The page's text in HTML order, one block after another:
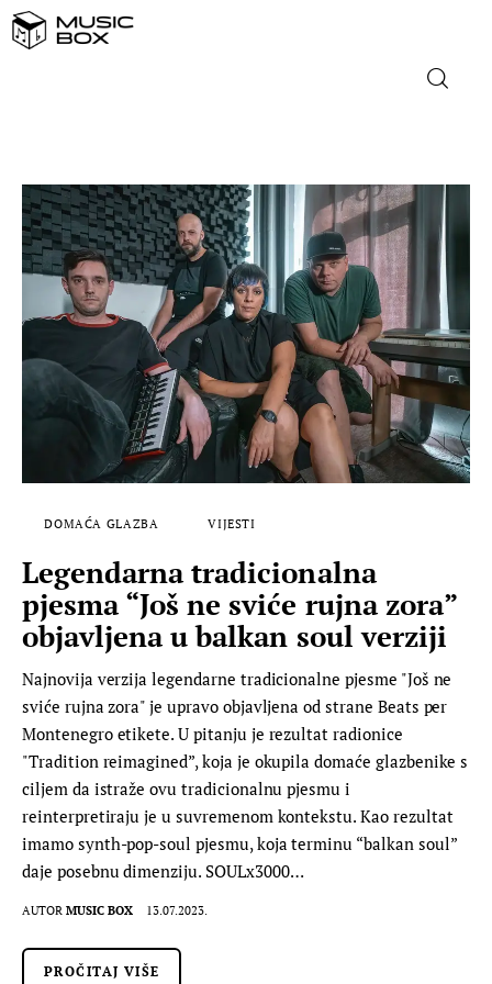
DOMAĆA GLAZBA
STRANA GLAZBA
FILM
MUSIC BOX
DOMAĆA GLAZBA VIJESTI
Legendarna tradicionalna
pjesma “Još ne sviće rujna zora”
objavljena u balkan soul verziji
Najnovija verzija legendarne tradicionalne pjesme "Još ne
sviće rujna zora" je upravo objavljena od strane Beats per
Montenegro etikete. U pitanju je rezultat radionice
"Tradition reimagined”, koja je okupila domaće glazbenike s
ciljem da istraže ovu tradicionalnu pjesmu i
reinterpretiraju je u suvremenom kontekstu. Kao rezultat
imamo synth-pop-soul pjesmu, koja terminu “balkan soul”
daje posebnu dimenziju. SOULx3000…
AUTOR MUSIC BOX 13.07.2023.
PROČITAJ VIŠE